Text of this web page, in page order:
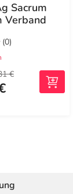
Sacrum
Verband
(0)
€